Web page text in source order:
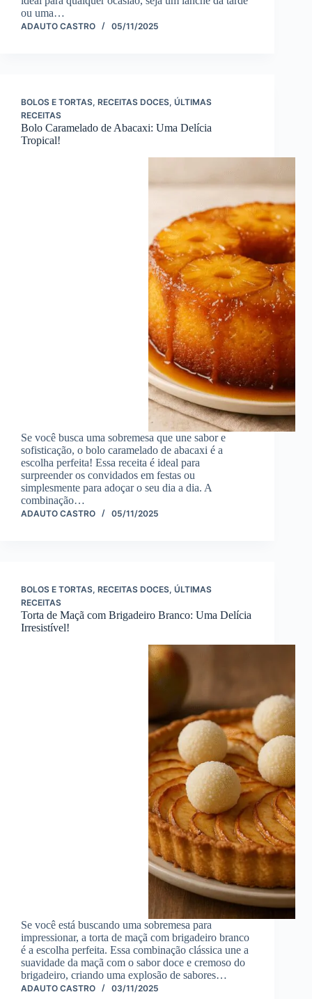
ou uma…
ADAUTO CASTRO 05/11/2025
BOLOS E TORTAS, RECEITAS DOCES, ÚLTIMAS
RECEITAS
Bolo Caramelado de Abacaxi: Uma Delícia
Tropical!
Se você busca uma sobremesa que une sabor e
sofisticação, o bolo caramelado de abacaxi é a
escolha perfeita! Essa receita é ideal para
surpreender os convidados em festas ou
simplesmente para adoçar o seu dia a dia. A
combinação…
ADAUTO CASTRO 05/11/2025
BOLOS E TORTAS, RECEITAS DOCES, ÚLTIMAS
RECEITAS
Torta de Maçã com Brigadeiro Branco: Uma Delícia
Irresistível!
Se você está buscando uma sobremesa para
impressionar, a torta de maçã com brigadeiro branco
é a escolha perfeita. Essa combinação clássica une a
suavidade da maçã com o sabor doce e cremoso do
brigadeiro, criando uma explosão de sabores…
ADAUTO CASTRO 03/11/2025